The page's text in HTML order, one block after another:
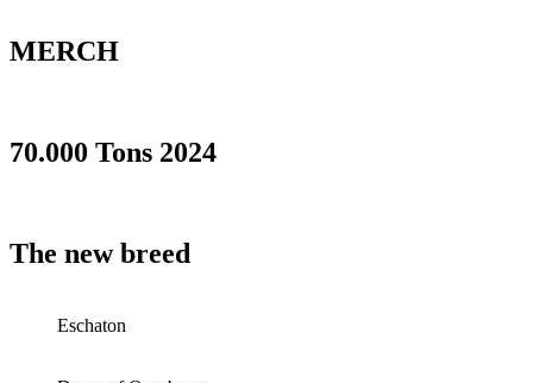
MERCH
70.000 Tons 2024
The new breed
Eschaton